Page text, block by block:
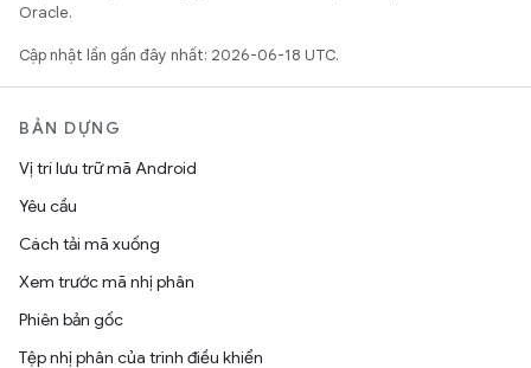
Oracle.
Cập nhật lần gần đây nhất: 2026-06-18 UTC.
BẢN DỰNG
Vị trí lưu trữ mã Android
Yêu cầu
Cách tải mã xuống
Xem trước mã nhị phân
Phiên bản gốc
Tệp nhị phân của trình điều khiển